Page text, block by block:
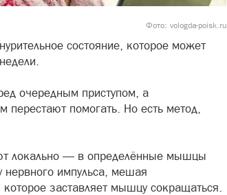
Фото: vologda-poisk.ru
состояние, которое может
очередным приступом, а
помогать. Но есть метод,
локально — в определённые мышцы
нервного импульса, мешая
заставляет мышцу сокращаться.